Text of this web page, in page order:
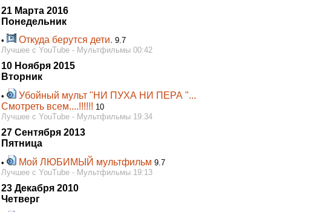
21 Марта 2016
Понедельник
• Откуда берутся дети. 9.7
Лучшее с YouTube - Мультфильмы 00:42
10 Ноября 2015
Вторник
•
Убойный мульт "НИ ПУХА НИ ПЕРА "...
Смотреть всем....!!!!!! 10
Лучшее с YouTube - Мультфильмы 19:34
27 Сентября 2013
Пятница
• Мой ЛЮБИМЫЙ мультфильм 9.7
Лучшее с YouTube - Мультфильмы 19:13
23 Декабря 2010
Четверг